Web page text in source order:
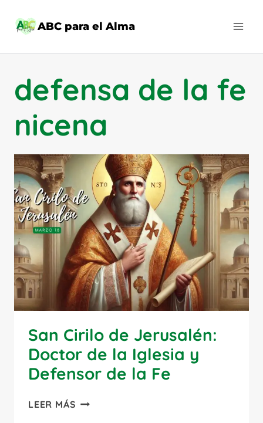
ABC para el Alma
defensa de la fe
nicena
San Cirilo de Jerusalén:
Doctor de la Iglesia y
Defensor de la Fe
LEER MÁS SAN